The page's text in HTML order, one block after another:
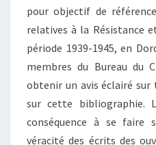
pour objectif de
relatives à la Résistance
période 1939-1945, en
membres du Bureau du
obtenir un avis éclairé
sur cette bibliographie.
conséquence à se faire
véracité des écrits des